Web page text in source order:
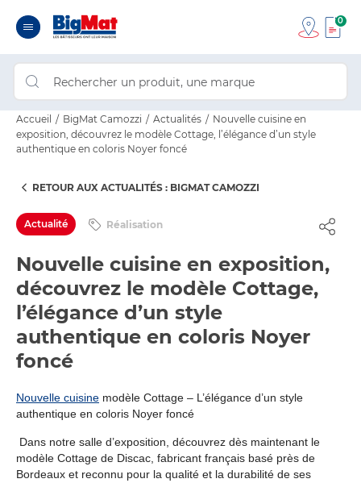
0
Accueil BigMat Camozzi Actualités
Nouvelle cuisine en
exposition, découvrez le modèle Cottage, l’élégance d’un style
authentique en coloris Noyer foncé
RETOUR AUX ACTUALITÉS : BIGMAT CAMOZZI
Actualité Réalisation
Nouvelle cuisine en exposition,
découvrez le modèle Cottage,
l’élégance d’un style
authentique en coloris Noyer
foncé
Nouvelle cuisine modèle Cottage – L’élégance d’un style
authentique en coloris Noyer foncé
Dans notre salle d’exposition, découvrez dès maintenant le
modèle Cottage de Discac, fabricant français basé près de
Bordeaux et reconnu pour la qualité et la durabilité de ses